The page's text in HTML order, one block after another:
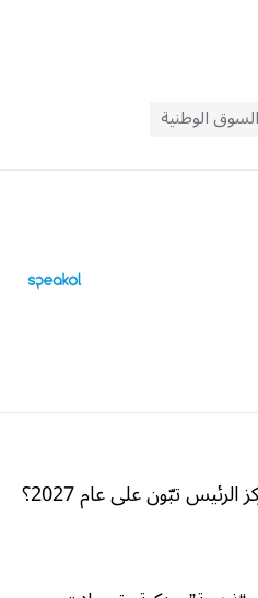
الوطنية
الرئيس تبّون على عام 2027؟